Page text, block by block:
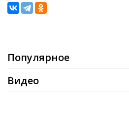
Популярное
Видео